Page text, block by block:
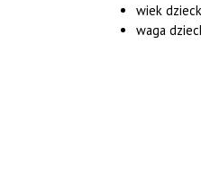
wiek
waga